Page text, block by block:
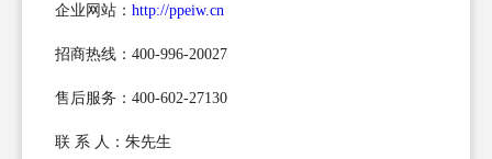
企业网站： http://ppeiw.cn
招商热线：400-996-20027
售后服务：400-602-27130
联 系 人：朱先生